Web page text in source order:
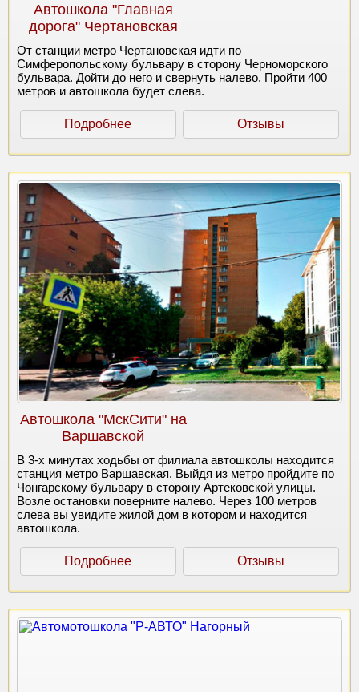
Автошкола "Главная
дорога" Чертановская
От станции метро Чертановская идти по
Симферопольскому бульвару в сторону Черноморского
бульвара. Дойти до него и свернуть налево. Пройти 400
метров и автошкола будет слева.
Подробнее Отзывы
Автошкола "МскСити" на
Варшавской
В 3-х минутах ходьбы от филиала автошколы находится
станция метро Варшавская. Выйдя из метро пройдите по
Чонгарскому бульвару в сторону Артековской улицы.
Возле остановки поверните налево. Через 100 метров
слева вы увидите жилой дом в котором и находится
автошкола.
Подробнее Отзывы